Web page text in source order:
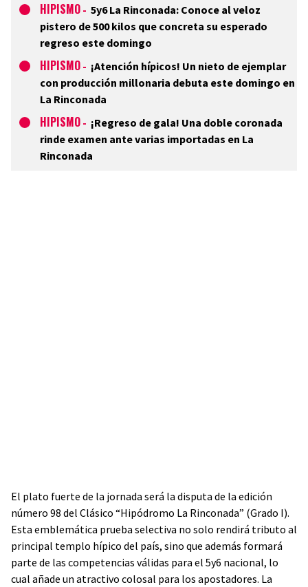
HIPISMO - 5y6 La Rinconada: Conoce al veloz
pistero de 500 kilos que concreta su esperado
regreso este domingo
HIPISMO - ¡Atención hípicos! Un nieto de ejemplar
con producción millonaria debuta este domingo en
La Rinconada
HIPISMO - ¡Regreso de gala! Una doble coronada
rinde examen ante varias importadas en La
Rinconada
El plato fuerte de la jornada será la disputa de la edición
número 98 del Clásico “Hipódromo La Rinconada” (Grado I).
Esta emblemática prueba selectiva no solo rendirá tributo al
principal templo hípico del país, sino que además formará
parte de las competencias válidas para el 5y6 nacional, lo
cual añade un atractivo colosal para los apostadores. La